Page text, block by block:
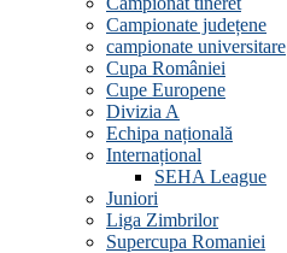
Campionate județene
campionate universitare
Cupa României
Cupe Europene
Divizia A
Echipa națională
Internațional
SEHA League
Juniori
Liga Zimbrilor
Supercupa Romaniei